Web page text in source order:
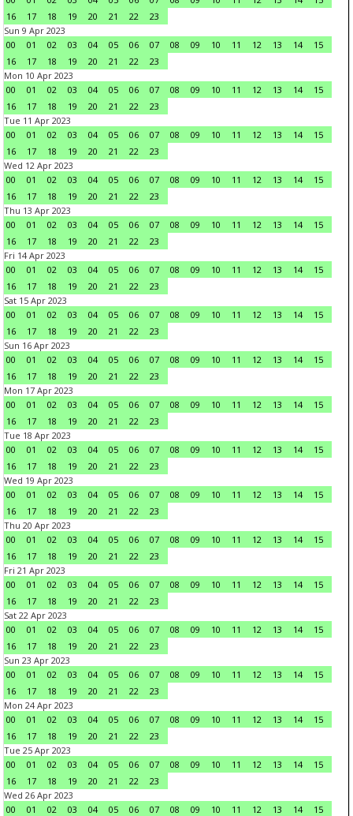
16
17 18 19 20 21 22
23
Sun 9 Apr 2023
00
01 02 03 04 05 06 07 08 09 10 11 12 13 14
15
16
17 18 19 20 21 22
23
Mon 10 Apr 2023
00
01 02 03 04 05 06 07 08 09 10 11 12 13 14
15
16
17 18 19 20 21 22
23
Tue 11 Apr 2023
00
01 02 03 04 05 06 07 08 09 10 11 12 13 14
15
16
17 18 19 20 21 22
23
Wed 12 Apr 2023
00
01 02 03 04 05 06 07 08 09 10 11 12 13 14
15
16
17 18 19 20 21 22
23
Thu 13 Apr 2023
00
01 02 03 04 05 06 07 08 09 10 11 12 13 14
15
16
17 18 19 20 21 22
23
Fri 14 Apr 2023
00
01 02 03 04 05 06 07 08 09 10 11 12 13 14
15
16
17 18 19 20 21 22
23
Sat 15 Apr 2023
00
01 02 03 04 05 06 07 08 09 10 11 12 13 14
15
16
17 18 19 20 21 22
23
Sun 16 Apr 2023
00
01 02 03 04 05 06 07 08 09 10 11 12 13 14
15
16
17 18 19 20 21 22
23
Mon 17 Apr 2023
00
01 02 03 04 05 06 07 08 09 10 11 12 13 14
15
16
17 18 19 20 21 22
23
Tue 18 Apr 2023
00
01 02 03 04 05 06 07 08 09 10 11 12 13 14
15
16
17 18 19 20 21 22
23
Wed 19 Apr 2023
00
01 02 03 04 05 06 07 08 09 10 11 12 13 14
15
16
17 18 19 20 21 22
23
Thu 20 Apr 2023
00
01 02 03 04 05 06 07 08 09 10 11 12 13 14
15
16
17 18 19 20 21 22
23
Fri 21 Apr 2023
00
01 02 03 04 05 06 07 08 09 10 11 12 13 14
15
16
17 18 19 20 21 22
23
Sat 22 Apr 2023
00
01 02 03 04 05 06 07 08 09 10 11 12 13 14
15
16
17 18 19 20 21 22
23
Sun 23 Apr 2023
00
01 02 03 04 05 06 07 08 09 10 11 12 13 14
15
16
17 18 19 20 21 22
23
Mon 24 Apr 2023
00
01 02 03 04 05 06 07 08 09 10 11 12 13 14
15
16
17 18 19 20 21 22
23
Tue 25 Apr 2023
00
01 02 03 04 05 06 07 08 09 10 11 12 13 14
15
16
17 18 19 20 21 22
23
Wed 26 Apr 2023
00
01 02 03 04 05 06 07 08 09 10 11 12 13 14
15